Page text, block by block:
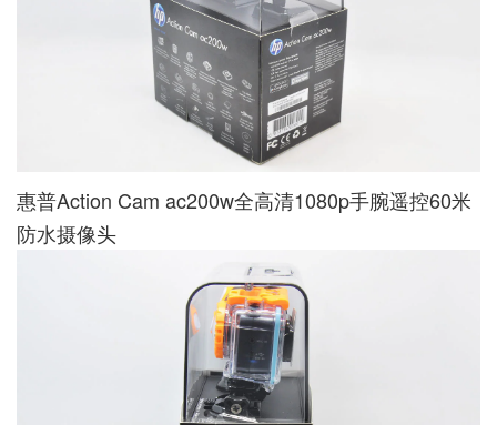
惠普Action Cam ac200w全高清1080p手腕遥控60米
防水摄像头